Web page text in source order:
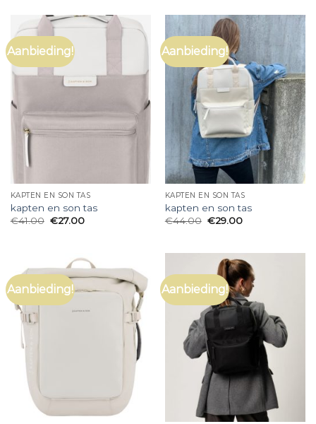
Aanbieding!
KAPTEN EN SON TAS
kapten en son tas
€41.00 €27.00
Aanbieding!
KAPTEN EN SON TAS
kapten en son tas
€44.00 €29.00
Aanbieding! Aanbieding!